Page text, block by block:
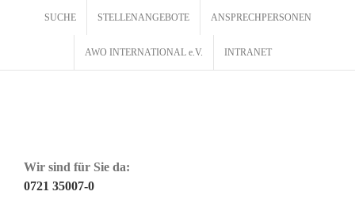
SUCHE STELLENANGEBOTE ANSPRECHPERSONEN
AWO INTERNATIONAL e.V. INTRANET
Wir sind für Sie da:
0721 35007-0